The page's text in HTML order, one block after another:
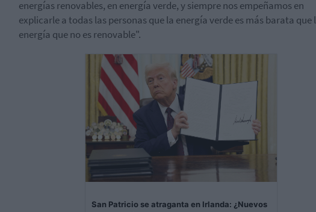
energías renovables, en energía verde, y siempre nos empeñamos en
explicarle a todas las personas que la energía verde es más barata que
energía que no es renovable".
San Patricio se atraganta en Irlanda: ¿Nuevos